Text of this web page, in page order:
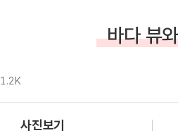
바다 뷰
1.2K
사진보기